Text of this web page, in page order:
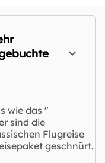
wie das "
sind die
Flugreise
geschnürt.